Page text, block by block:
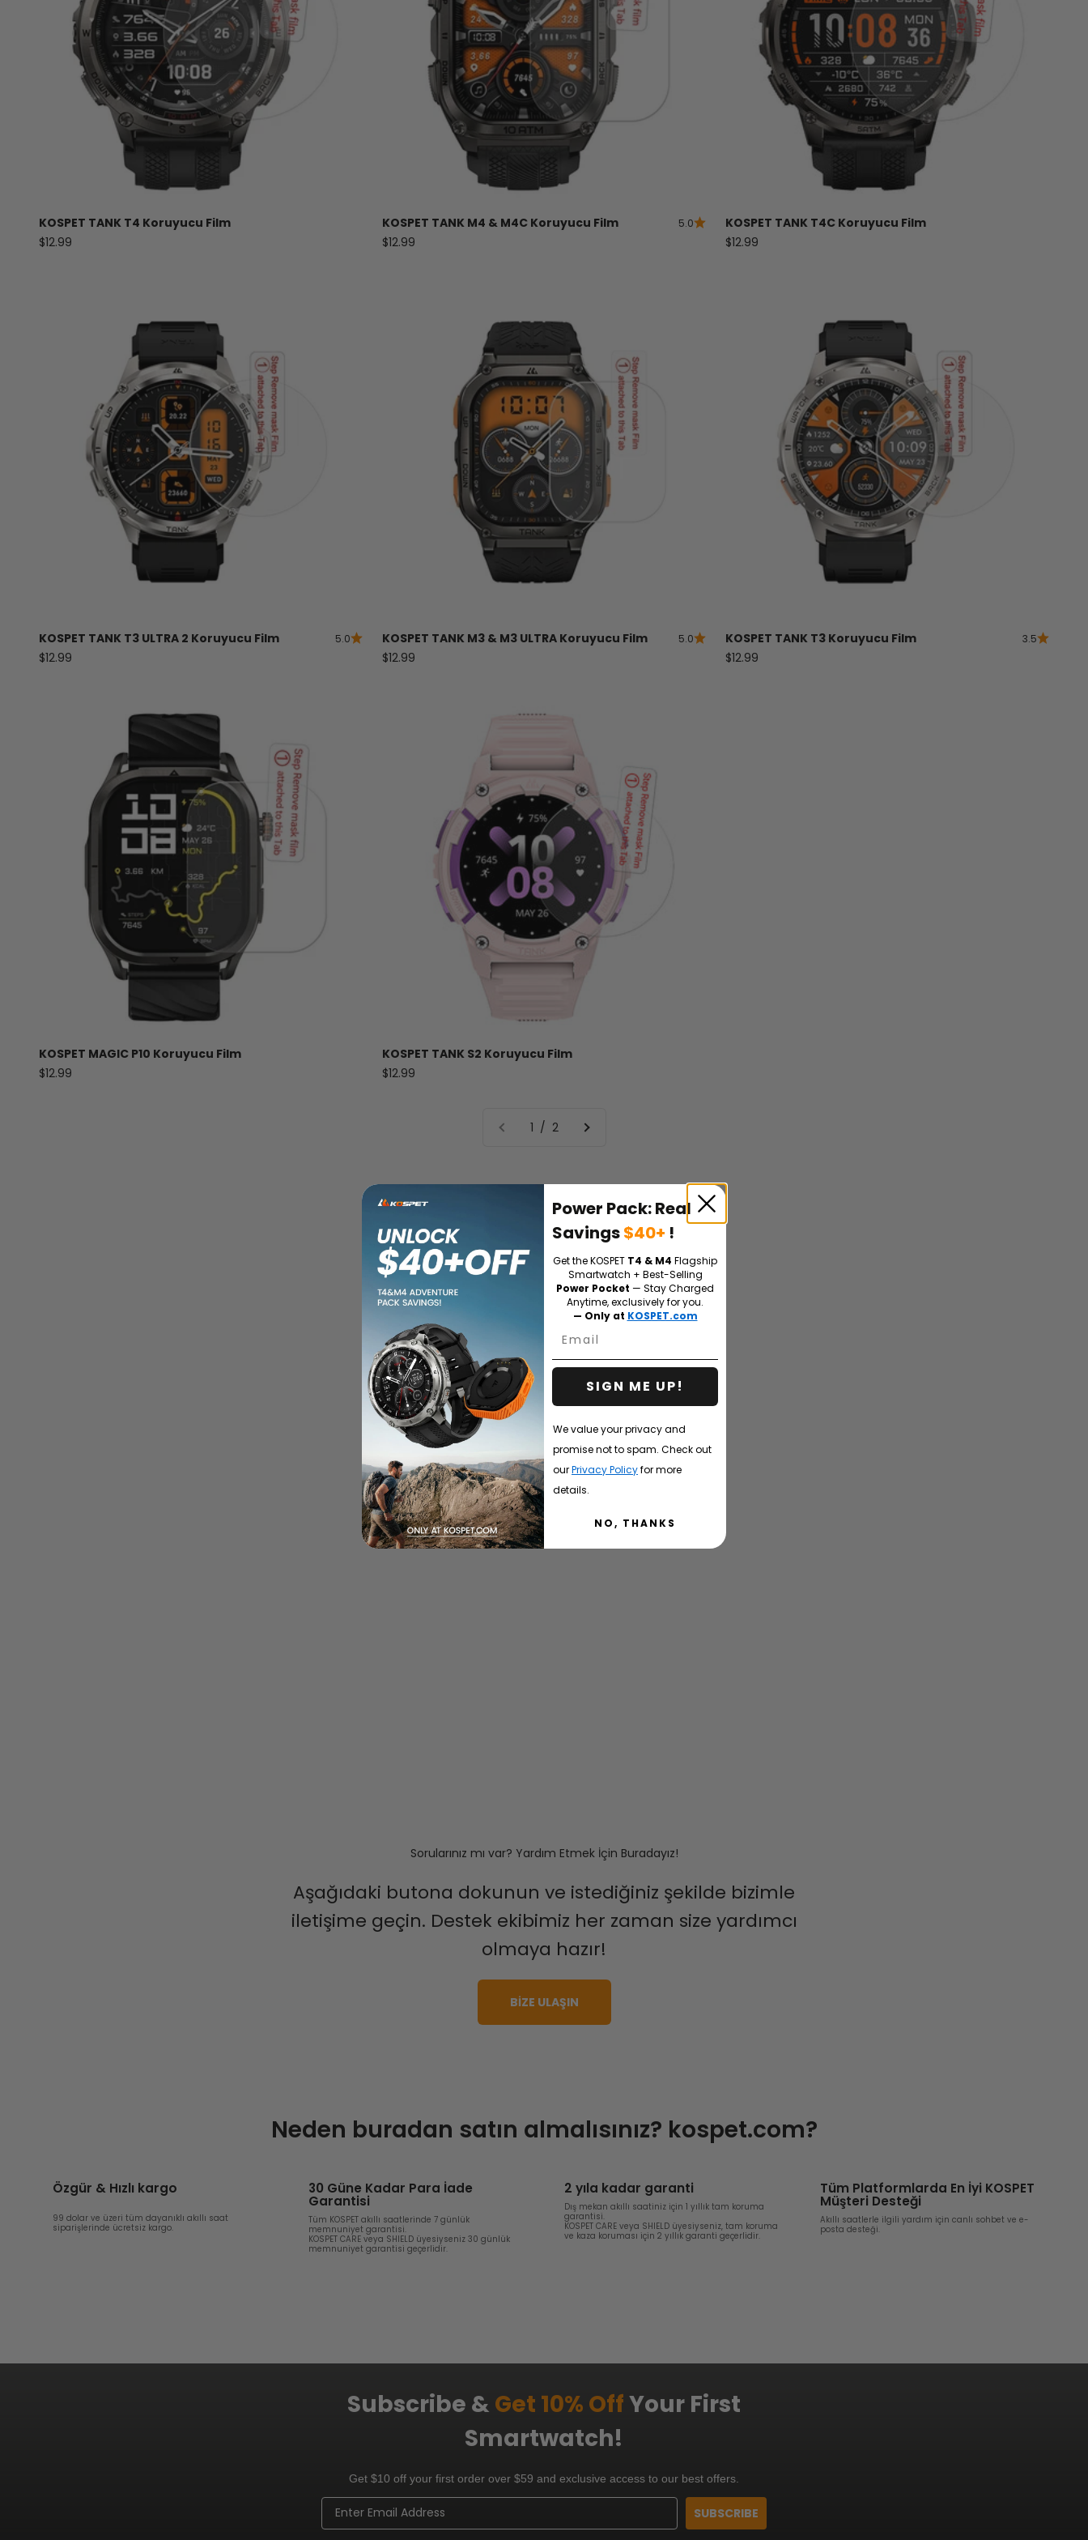
KOSPET TANK T4 Koruyucu Film
Satış fiyatı
$12.99
KOSPET TANK M4 & M4C Koruyucu Film 5.0
Satış fiyatı
$12.99
KOSPET TANK T4C Koruyucu Film
Satış fiyatı
$12.99
KOSPET TANK T3 ULTRA 2 Koruyucu Film 5.0
Satış fiyatı
$12.99
KOSPET TANK M3 & M3 ULTRA Koruyucu Film 5.0
Satış fiyatı
$12.99
KOSPET TANK T3 Koruyucu Film 3.5
Satış fiyatı
$12.99
KOSPET MAGIC P10 Koruyucu Film
Satış fiyatı
$12.99
KOSPET TANK S2 Koruyucu Film
Satış fiyatı
$12.99
1 / 2
Kayış
Şarj cihazı
Sorularınız mı var? Yardım Etmek İçin Buradayız!
Aşağıdaki butona dokunun ve istediğiniz şekilde bizimle
iletişime geçin. Destek ekibimiz her zaman size yardımcı
olmaya hazır!
BİZE ULAŞIN
Neden buradan satın almalısınız? kospet.com?
Özgür & Hızlı kargo
99 dolar ve üzeri tüm dayanıklı akıllı saat
siparişlerinde ücretsiz kargo.
30 Güne Kadar Para İade
Garantisi
Tüm KOSPET akıllı saatlerinde 7 günlük
memnuniyet garantisi.
KOSPET CARE veya SHIELD üyesiyseniz 30 günlük
memnuniyet garantisi geçerlidir.
2 yıla kadar garanti
Dış mekan akıllı saatiniz için 1 yıllık tam koruma
garantisi.
KOSPET CARE veya SHIELD üyesiyseniz, tam koruma
ve kaza koruması için 2 yıllık garanti geçerlidir.
Tüm Platformlarda En İyi KOSPET
Müşteri Desteği
Akıllı saatlerle ilgili yardım için canlı sohbet ve e-
posta desteği.
Subscribe & Get 10% OffYour First
Smartwatch!
Get $10 off your first order over $59 and exclusive access to our best offers.
Email
SUBSCRIBE
Power Pack: Real
Savings$40+ !
Get the KOSPET T4 & M4 Flagship
Smartwatch + Best-Selling
Power Pocket — Stay Charged
Anytime, exclusively for you.
— Only at KOSPET.com
Email
SIGN ME UP!
We value your privacy and
promise not to spam. Check out
ourPrivacy Policyfor more
details.
NO, THANKS